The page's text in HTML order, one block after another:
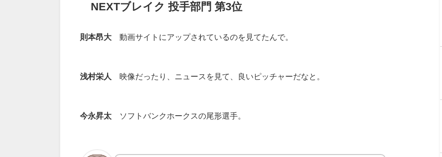
NEXTブレイク投手部門第3位
則本昂大 動画サイトにアップされているのを見てたんで。
浅村栄人 映像だったり、ニュースを見て、良いピッチャーだなと。
今永昇太 ソフトバンクホークスの尾形選手。